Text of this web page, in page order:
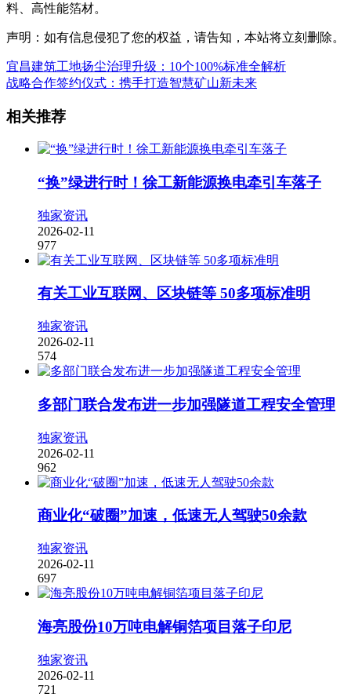
料、高性能箔材。
声明：如有信息侵犯了您的权益，请告知，本站将立刻删除。
宜昌建筑工地扬尘治理升级：10个100%标准全解析
战略合作签约仪式：携手打造智慧矿山新未来
相关推荐
“换”绿进行时！徐工新能源换电牵引车落子
独家资讯
2026-02-11
977
有关工业互联网、区块链等 50多项标准明
独家资讯
2026-02-11
574
多部门联合发布进一步加强隧道工程安全管理
独家资讯
2026-02-11
962
商业化“破圈”加速，低速无人驾驶50余款
独家资讯
2026-02-11
697
海亮股份10万吨电解铜箔项目落子印尼
独家资讯
2026-02-11
721